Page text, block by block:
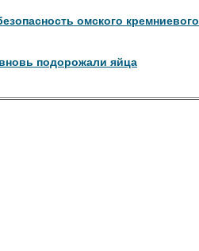
омского кремниевого
подорожали яйца